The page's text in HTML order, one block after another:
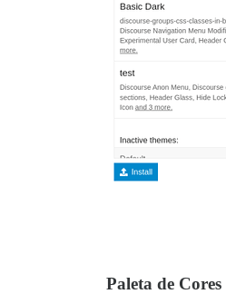
Paleta de Cores